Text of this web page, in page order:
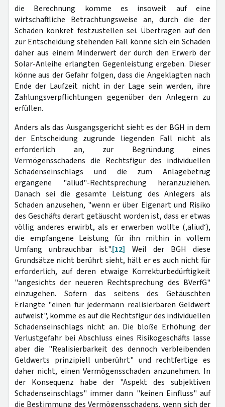
die Berechnung komme es insoweit auf eine
wirtschaftliche Betrachtungsweise an, durch die der
Schaden konkret festzustellen sei. Übertragen auf den
zur Entscheidung stehenden Fall könne sich ein Schaden
daher aus einem Minderwert der durch den Erwerb der
Solar-Anleihe erlangten Gegenleistung ergeben. Dieser
könne aus der Gefahr folgen, dass die Angeklagten nach
Ende der Laufzeit nicht in der Lage sein werden, ihre
Zahlungsverpflichtungen gegenüber den Anlegern zu
erfüllen.
Anders als das Ausgangsgericht sieht es der BGH in dem
der Entscheidung zugrunde liegenden Fall nicht als
erforderlich an, zur Begründung eines
Vermögensschadens die Rechtsfigur des individuellen
Schadenseinschlags und die zum Anlagebetrug
ergangene "aliud"-Rechtsprechung heranzuziehen.
Danach sei die gesamte Leistung des Anlegers als
Schaden anzusehen, "wenn er über Eigenart und Risiko
des Geschäfts derart getäuscht worden ist, dass er etwas
völlig anderes erwirbt, als er erwerben wollte (‚aliud‘),
die empfangene Leistung für ihn mithin in vollem
Umfang unbrauchbar ist".[12] Weil der BGH diese
Grundsätze nicht berührt sieht, hält er es auch nicht für
erforderlich, auf deren etwaige Korrekturbedürftigkeit
"angesichts der neueren Rechtsprechung des BVerfG"
einzugehen. Sofern das seitens des Getäuschten
Erlangte "einen für jedermann realisierbaren Geldwert
aufweist", komme es auf die Rechtsfigur des individuellen
Schadenseinschlags nicht an. Die bloße Erhöhung der
Verlustgefahr bei Abschluss eines Risikogeschäfts lasse
aber die "Realisierbarkeit des dennoch verbleibenden
Geldwerts prinzipiell unberührt" und rechtfertige es
daher nicht, einen Vermögensschaden anzunehmen. In
der Konsequenz habe der "Aspekt des subjektiven
Schadenseinschlags" immer dann "keinen Einfluss" auf
die Bestimmung des Vermögensschadens, wenn sich der